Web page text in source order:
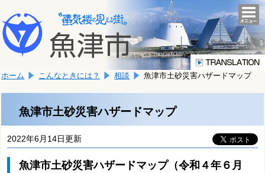
文
へ
移
ま
す。
こ
か
文
ホーム こんなときには？ 相談 魚津市土砂災害ハザードマップ
魚津市土砂災害ハザードマップ
2022年6月14日更新
魚津市土砂災害ハザードマップ（令和４年６月